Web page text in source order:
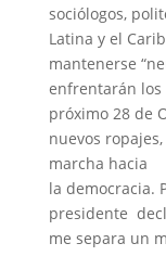
sociólogos,
Latina y el
mantenerse
enfrentarán los
próximo 28 de
nuevos ropajes,
marcha hacia
la democracia.
presidente
me separa un